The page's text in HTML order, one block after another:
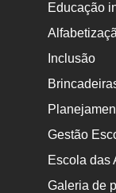
Educação
Inclusão
Gestão
Escola das
Galeria de